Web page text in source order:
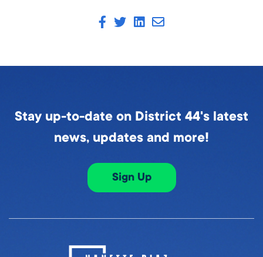
Stay up-to-date on District 44's latest
news, updates and more!
Sign Up